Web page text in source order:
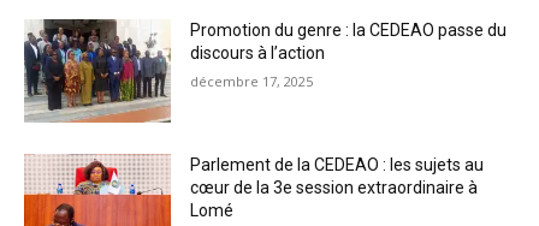
Promotion du genre : la CEDEAO passe du
discours à l’action
décembre 17, 2025
Parlement de la CEDEAO : les sujets au
cœur de la 3e session extraordinaire à
Lomé